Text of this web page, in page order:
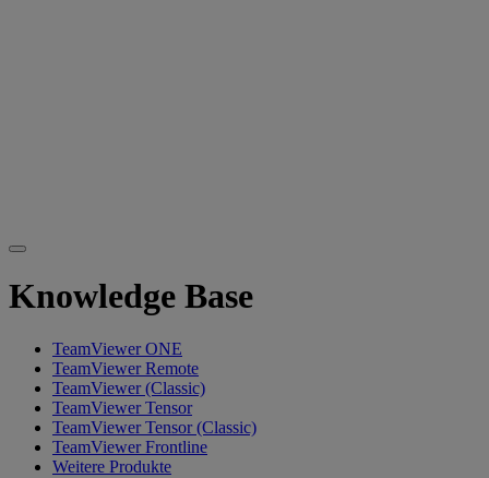
Knowledge Base
TeamViewer ONE
TeamViewer Remote
TeamViewer (Classic)
TeamViewer Tensor
TeamViewer Tensor (Classic)
TeamViewer Frontline
Weitere Produkte